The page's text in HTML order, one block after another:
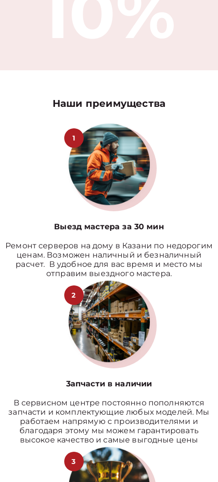
Наши преимущества
1
Выезд мастера за 30 мин
Ремонт серверов на дому в Казани по недорогим
ценам. Возможен наличный и безналичный
расчет. В удобное для вас время и место мы
отправим выездного мастера.
2
3апчасти в наличии
В сервисном центре постоянно пополняются
запчасти и комплектующие любых моделей. Мы
работаем напрямую с производителями и
благодаря этому мы можем гарантировать
высокое качество и самые выгодные цены
3